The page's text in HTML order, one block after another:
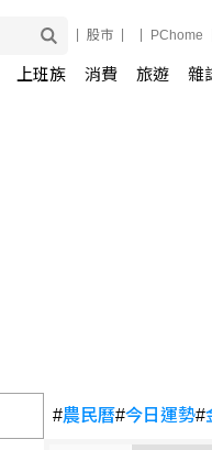
股市 PChome
上班族 消費 旅遊 雜
#農民曆#今日運勢#